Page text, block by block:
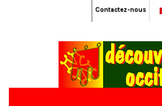
Contactez-nous